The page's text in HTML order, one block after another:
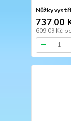
Nůžky
737,00
609,09 Kč